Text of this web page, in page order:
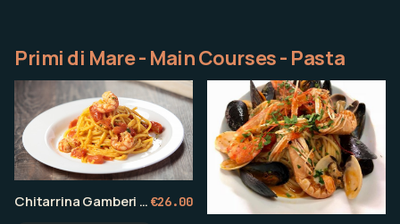
Primi di Mare - Main Courses - Pasta
Chitarrina Gamberi Bianchi e Moscardini €26.00